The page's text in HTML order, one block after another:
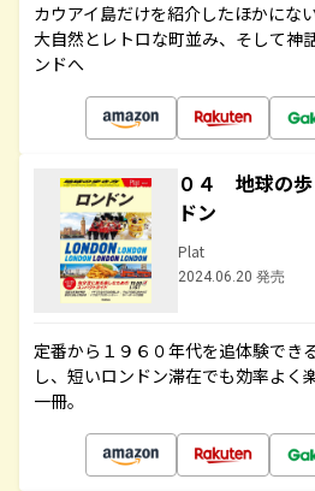
カウアイ島だけを紹介したほかにな
大自然とレトロな町並み、そして神
ンドへ
０４ 地球の
ドン
Plat
2024.06.20 発売
定番から１９６０年代を追体験でき
し、短いロンドン滞在でも効率よく
一冊。